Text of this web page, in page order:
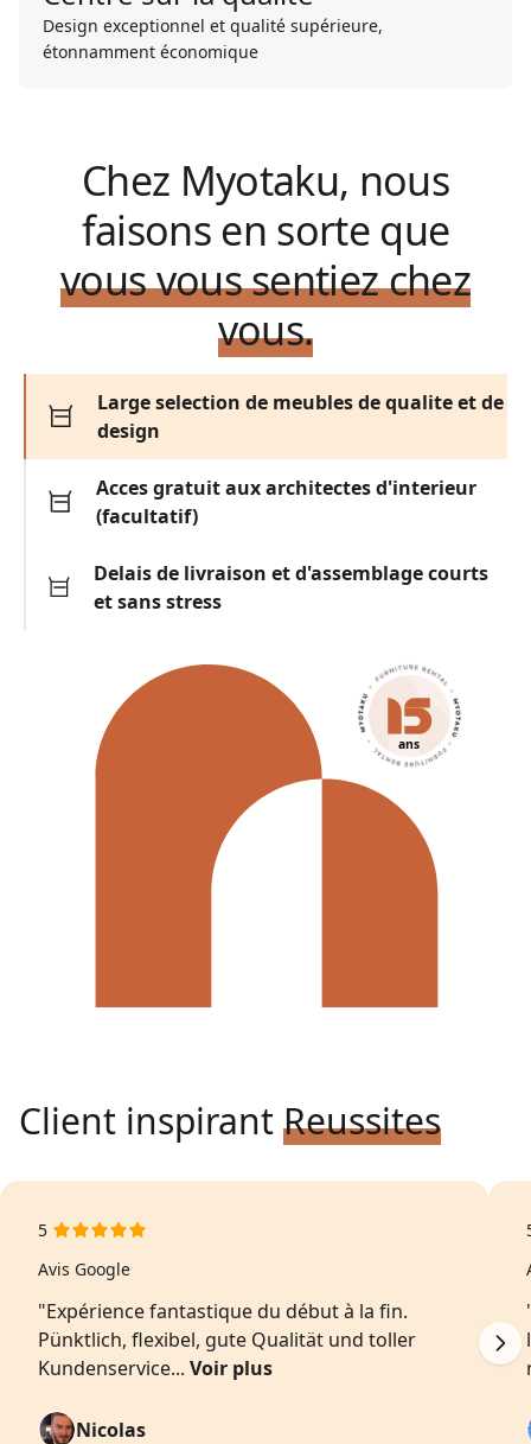
Design exceptionnel et qualité supérieure,
étonnamment économique
Chez Myotaku, nous
faisons en sorte que
vous vous sentiez chez
vous.
Large selection de meubles de qualite et de
design
Acces gratuit aux architectes d'interieur
(facultatif)
Delais de livraison et d'assemblage courts
et sans stress
ans
Client inspirantReussites
5
Avis Google
"Expérience fantastique du début à la fin.
Pünktlich, flexibel, gute Qualität und toller
Kundenservice... Voir plus
Nicolas